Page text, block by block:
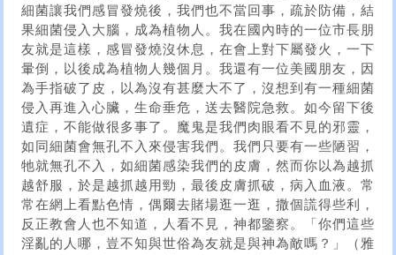
細菌讓我們感冒發燒後，我們也不當回事，疏於防備，結
果細菌侵入大腦，成為植物人。我在國內時的一位市長朋
友就是這樣，感冒發燒沒休息，在會上對下屬發火，一下
暈倒，以後成為植物人幾個月。我還有一位美國朋友，因
為手指破了皮，以為沒有甚麼大不了，沒想到有一種細菌
侵入再進入心臟，生命垂危，送去醫院急救。如今留下後
遺症，不能做很多事了。魔鬼是我們肉眼看不見的邪靈，
如同細菌會無孔不入來侵害我們。我們只要有一些陋習，
牠就無孔不入，如細菌感染我們的皮膚，然而你以為越抓
越舒服，於是越抓越用勁，最後皮膚抓破，病入血液。常
常在網上看點色情，偶爾去賭場逛一逛，撒個謊得些利，
反正教會人也不知道，人看不見，神都鑒察。「你們這些
淫亂的人哪，豈不知與世俗為友就是與神為敵嗎？」（雅